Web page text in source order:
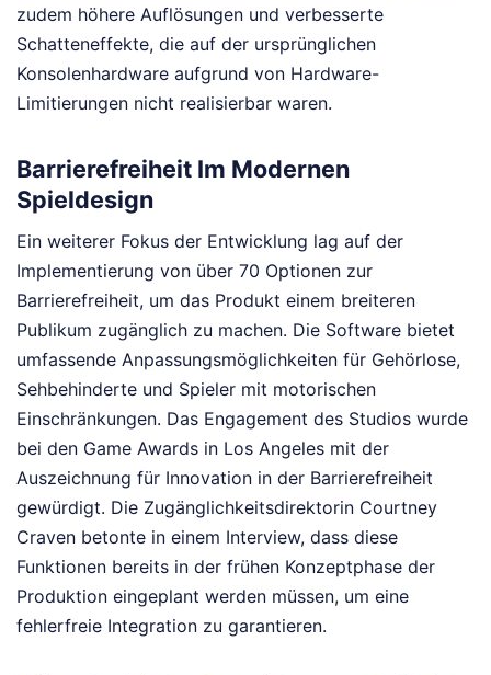
zudem höhere Auflösungen und verbesserte
Schatteneffekte, die auf der ursprünglichen
Konsolenhardware aufgrund von Hardware-
Limitierungen nicht realisierbar waren.
Barrierefreiheit Im Modernen
Spieldesign
Ein weiterer Fokus der Entwicklung lag auf der
Implementierung von über 70 Optionen zur
Barrierefreiheit, um das Produkt einem breiteren
Publikum zugänglich zu machen. Die Software bietet
umfassende Anpassungsmöglichkeiten für Gehörlose,
Sehbehinderte und Spieler mit motorischen
Einschränkungen. Das Engagement des Studios wurde
bei den Game Awards in Los Angeles mit der
Auszeichnung für Innovation in der Barrierefreiheit
gewürdigt. Die Zugänglichkeitsdirektorin Courtney
Craven betonte in einem Interview, dass diese
Funktionen bereits in der frühen Konzeptphase der
Produktion eingeplant werden müssen, um eine
fehlerfreie Integration zu garantieren.